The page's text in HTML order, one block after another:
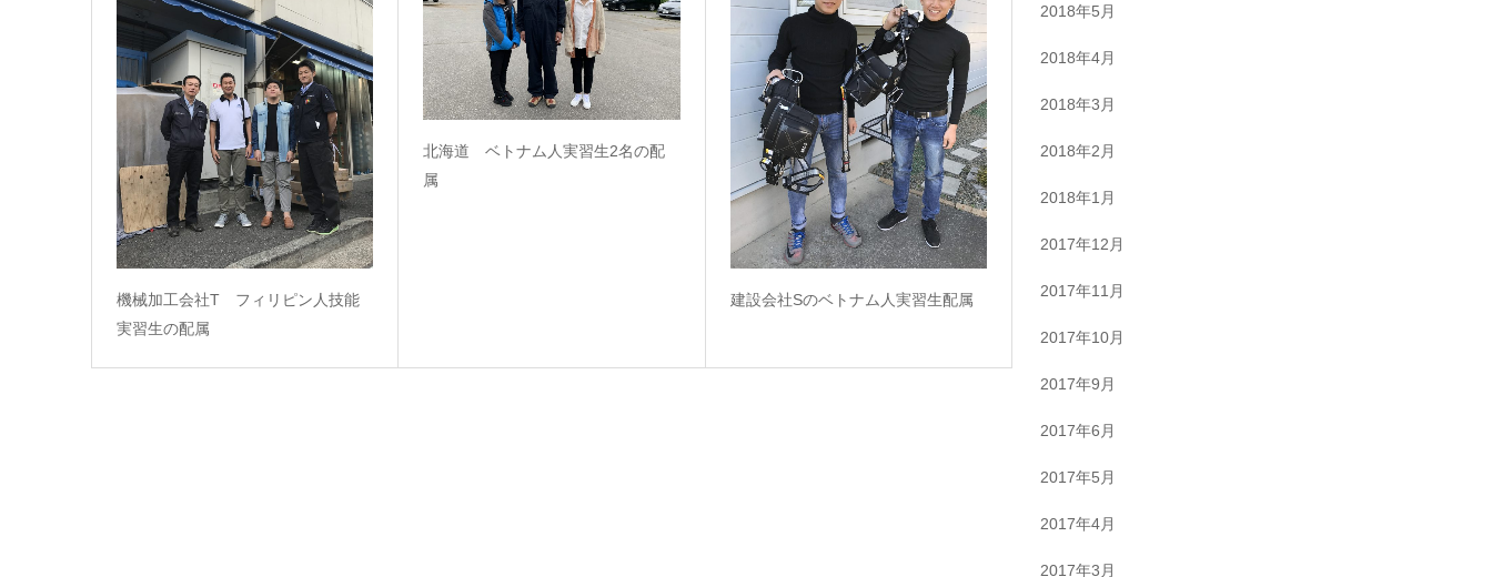
機械加工会社T フィリピン人技能
実習生の配属
北海道 ベトナム人実習生2名の配
属
建設会社Sのベトナム人実習生配属
2018年5月
2018年4月
2018年3月
2018年2月
2018年1月
2017年12月
2017年11月
2017年10月
2017年9月
2017年6月
2017年5月
2017年4月
2017年3月